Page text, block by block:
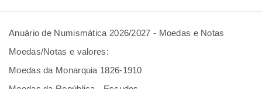
Anuário de Numismática 2026/2027 - Moedas e Notas
Moedas/Notas e valores:
Moedas da Monarquia 1826-1910